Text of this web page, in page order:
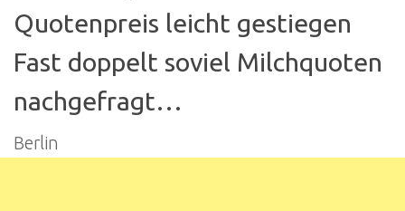
Quotenpreis leicht gestiegen
Fast doppelt soviel Milchquoten
nachgefragt…
Berlin